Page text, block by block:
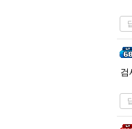
검